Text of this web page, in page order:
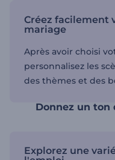
Créez facilement
mariage
Après avoir choisi
personnalisez les
des thèmes et des
Donnez un ton
Explorez une